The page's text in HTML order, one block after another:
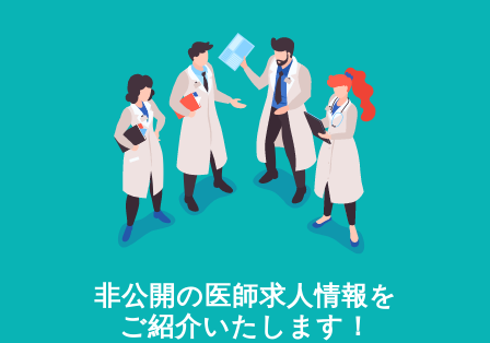
非公開の医師求人情報を
ご紹介いたします！